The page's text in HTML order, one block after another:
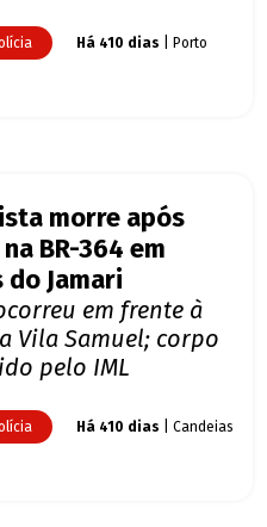
Há 410 dias | Porto
morre após
BR-364 em
do Jamari
em frente à
Vila Samuel; corpo
pelo IML
Há 410 dias | Candeias